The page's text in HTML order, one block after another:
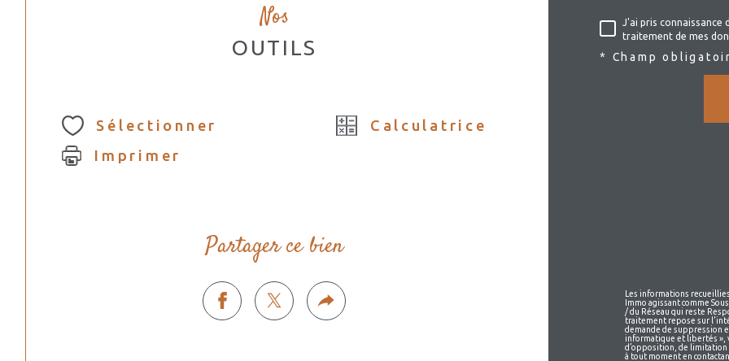
Nos
OUTILS
Sélectionner
Calculatrice
Imprimer
Partager ce bien
J'ai pris
traitement de mes
* Champ
Les informations
Immo agissant comme
/ du Réseau qui reste
traitement repose sur
demande de suppression
informatique et libertés »,
d’opposition, de
à tout moment en